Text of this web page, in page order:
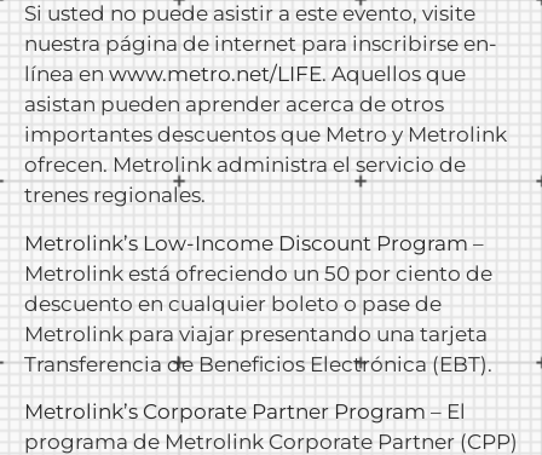
Si usted no puede asistir a este evento, visite
nuestra página de internet para inscribirse en-
línea en www.metro.net/LIFE. Aquellos que
asistan pueden aprender acerca de otros
importantes descuentos que Metro y Metrolink
ofrecen. Metrolink administra el servicio de
trenes regionales.
Metrolink’s Low-Income Discount Program –
Metrolink está ofreciendo un 50 por ciento de
descuento en cualquier boleto o pase de
Metrolink para viajar presentando una tarjeta
Transferencia de Beneficios Electrónica (EBT).
Metrolink’s Corporate Partner Program – El
programa de Metrolink Corporate Partner (CPP)